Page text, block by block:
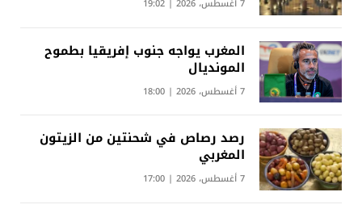
7 أغسطس، 2026 | 19:02
المغرب يواجه جنوب إفريقيا بطموح
المونديال
7 أغسطس، 2026 | 18:00
رصد رصاص في شحنتين من الزيتون
المغربي
7 أغسطس، 2026 | 17:00